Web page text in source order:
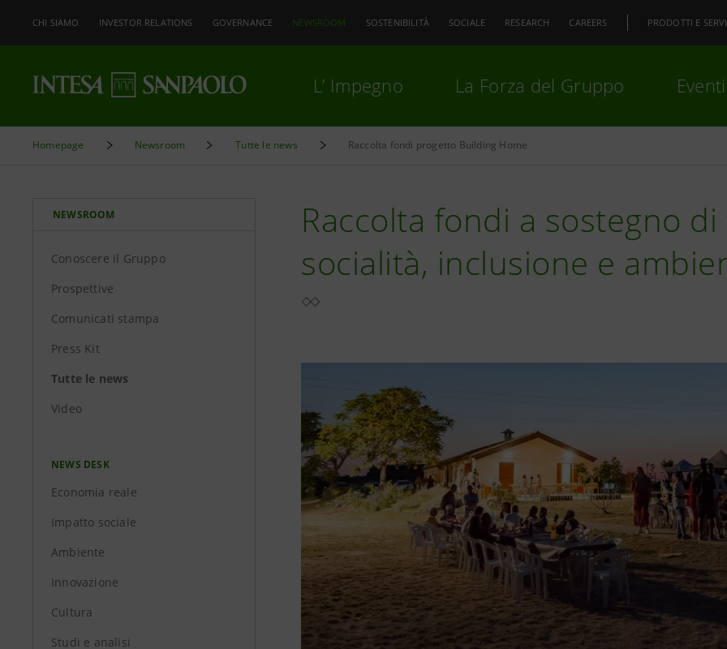
CHI SIAMO INVESTOR RELATIONS GOVERNANCE NEWSROOM SOSTENIBILITÀ SOCIALE RESEARCH CAREERS PRODOTTI E
L’ Impegno La Forza del Gruppo
Homepage Newsroom Tutte le news Raccolta fondi progetto Building Home
NEWSROOM
Conoscere il Gruppo
Prospettive
Comunicati stampa
Press Kit
Tutte le news
Video
NEWS DESK
Economia reale
Impatto sociale
Ambiente
Innovazione
Cultura
Studi e analisi
Raccolta fondi a sostegno
socialità, inclusione e